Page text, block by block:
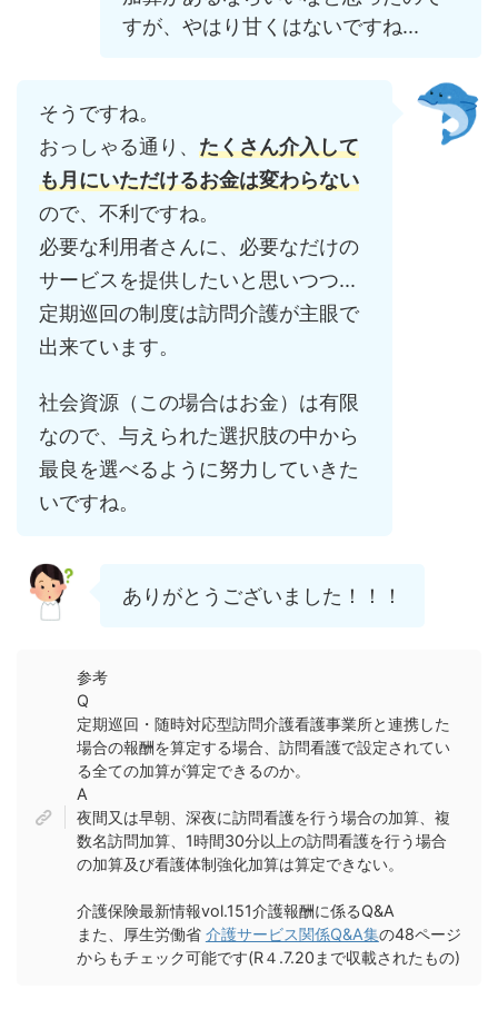
すが、やはり甘くはないですね...
そうですね。
おっしゃる通り、 たくさん介入して
も月にいただけるお金は変わらない
ので、不利ですね。
必要な利用者さんに、必要なだけの
サービスを提供したいと思いつつ...
定期巡回の制度は訪問介護が主眼で
出来ています。
社会資源（この場合はお金）は有限
なので、与えられた選択肢の中から
最良を選べるように努力していきた
いですね。
ありがとうございました！！！
参考
Q
定期巡回・随時対応型訪問介護看護事業所と連携した
場合の報酬を算定する場合、訪問看護で設定されてい
る全ての加算が算定できるのか。
A
夜間又は早朝、深夜に訪問看護を行う場合の加算、複
数名訪問加算、1時間30分以上の訪問看護を行う場合
の加算及び看護体制強化加算は算定できない。
介護保険最新情報vol.151介護報酬に係るQ&A
また、厚生労働省 介護サービス関係Q&A集の48ページ
からもチェック可能です(R４.7.20まで収載されたもの)